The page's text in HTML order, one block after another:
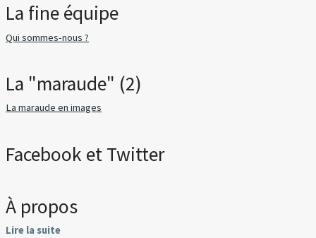
La fine équipe
Qui sommes-nous ?
La "maraude" (2)
La maraude en images
Facebook et Twitter
À propos
Lire la suite